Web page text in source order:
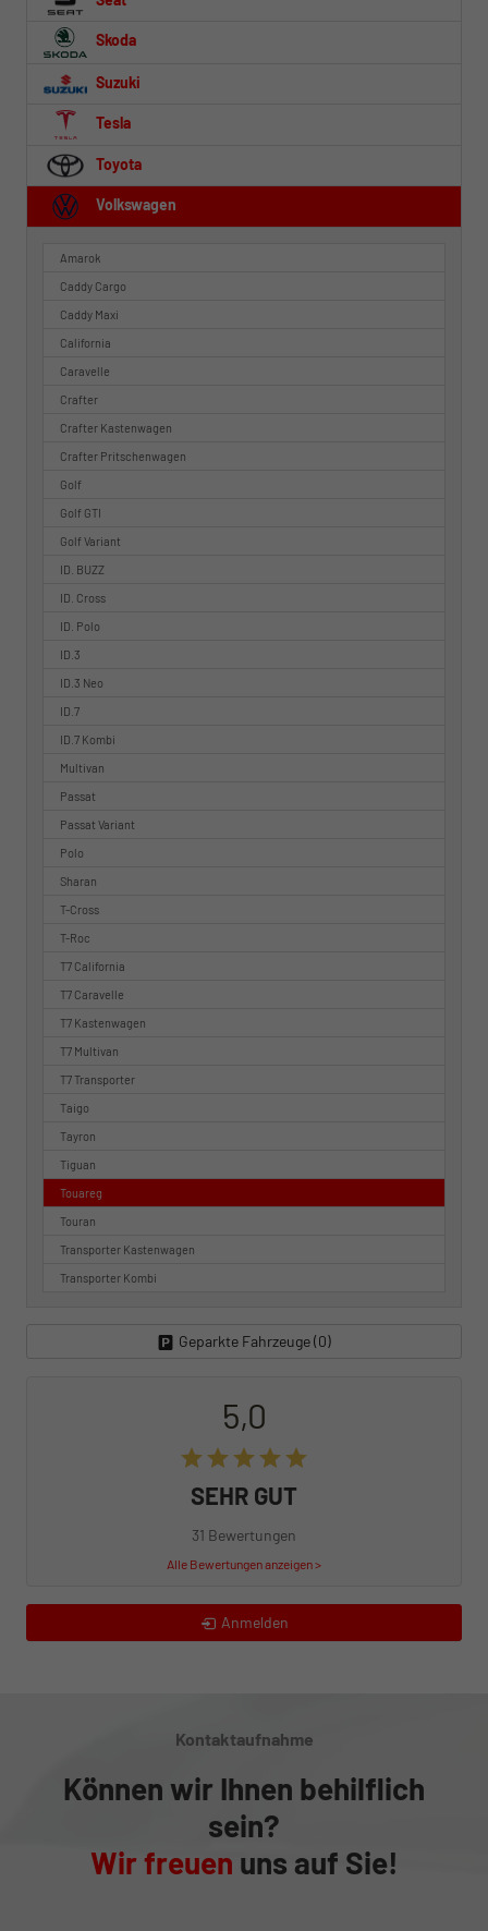
Skoda
Suzuki
Tesla
Toyota
Volkswagen
Amarok
Caddy Cargo
Caddy Maxi
California
Caravelle
Crafter
Crafter Kastenwagen
Crafter Pritschenwagen
Golf
Golf GTI
Golf Variant
ID. BUZZ
ID. Cross
ID. Polo
ID.3
ID.3 Neo
ID.7
ID.7 Kombi
Multivan
Passat
Passat Variant
Polo
Sharan
T-Cross
T-Roc
T7 California
T7 Caravelle
T7 Kastenwagen
T7 Multivan
T7 Transporter
Taigo
Tayron
Tiguan
Touareg
Touran
Transporter Kastenwagen
Transporter Kombi
Geparkte Fahrzeuge (0)
5,0
SEHR GUT
31 Bewertungen
Alle Bewertungen anzeigen >
Anmelden
Kontaktaufnahme
Können wir Ihnen behilflich
sein?
Wir freuen uns auf Sie!